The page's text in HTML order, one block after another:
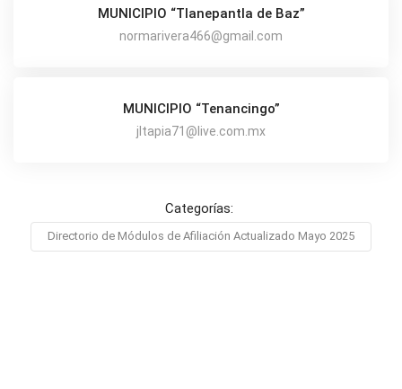
MUNICIPIO “Tlanepantla de Baz”
normarivera466@gmail.com
MUNICIPIO “Tenancingo”
jltapia71@live.com.mx
Categorías:
Directorio de Módulos de Afiliación Actualizado Mayo 2025